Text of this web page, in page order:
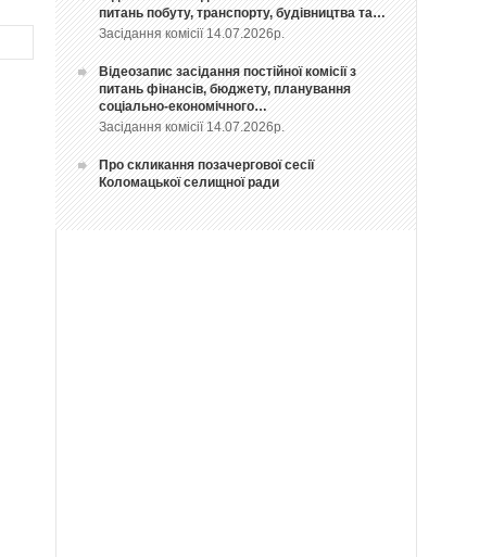
питань побуту, транспорту, будівництва та…
Засідання комісії 14.07.2026р.
Відеозапис засідання постійної комісії з
питань фінансів, бюджету, планування
соціально-економічного…
Засідання комісії 14.07.2026р.
Про скликання позачергової сесії
Коломацької селищної ради